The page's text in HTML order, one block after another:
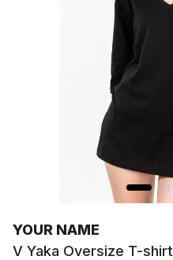
YOUR NAME
V Yaka Oversize T-shirt